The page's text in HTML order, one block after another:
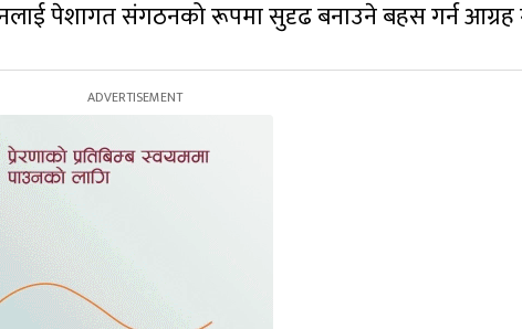
पेशागत संगठनको रूपमा सुदृढ बनाउने बहस गर्न आग्रह